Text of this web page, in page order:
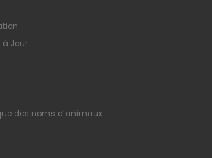
à Jour
des noms d’animaux